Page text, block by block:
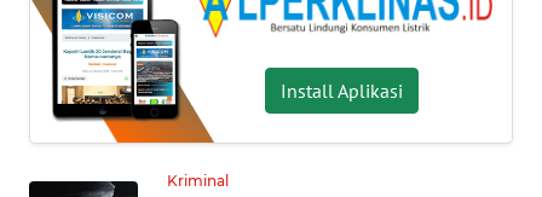
Install Aplikasi
Kriminal
SERBI
PERISTIWA
TOKOH